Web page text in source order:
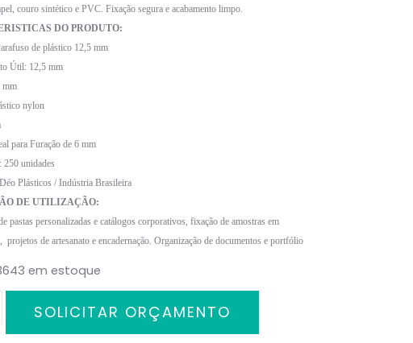
couro sintético e PVC. Fixação segura e acabamento limpo.
DO PRODUTO:
de plástico 12,5 mm
Útil: 12,5 mm
mm
nylon
para Furação de 6 mm
250 unidades
Plásticos / Indústria Brasileira
DE UTILIZAÇÃO:
pastas personalizadas e catálogos corporativos, fixação de amostras em
projetos de artesanato e encadernação. Organização de documentos e portfólio
em estoque
SOLICITAR ORÇAMENTO